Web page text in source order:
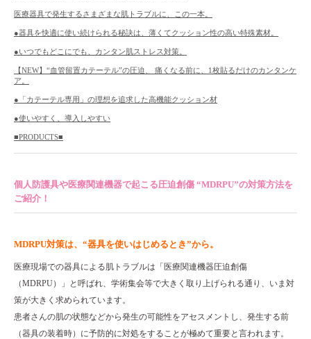
大阪本社：〒557-0051 大阪市西成区橘3-20-28
医療器具で発生するさまざまな肌トラブルに、この一本。
●器具を快適に使い続けられる秘訣は、薄くてクッション性の高い特殊素材。
●いつでもどこにでも、カンタン肌ストレス対策。
【NEW】“血管留置カテーテル”の圧迫、 痛くなる前に、1枚貼るだけのカンタンケ
ア。
●「カテーテル専用」の理想を追求した高機能クッション材
●使いやすく、導入しやすい
■PRODUCTS■
個人防護具や医療関連機器で起こる圧迫創傷 “MDRPU”の対策方法を
ご紹介！
MDRPU対策は、“器具を使いはじめるとき”から。
医療現場での器具による肌トラブルは「医療関連機器圧迫創傷
（MDRPU）」と呼ばれ、学術集会等で大きく取り上げられる通り、いま対
策が大きく求められています。
患者さんの肌の状態などから発生の可能性をアセスメントし、発生する前
（器具の装着時）に予防的に対処をすることが極めて重要と言われます。